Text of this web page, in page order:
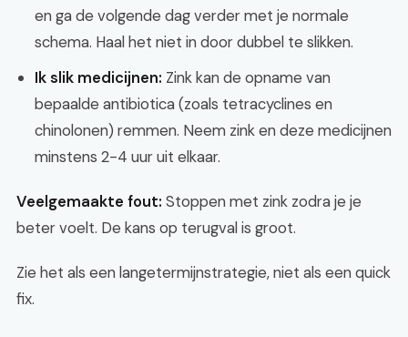
en ga de volgende dag verder met je normale
schema. Haal het niet in door dubbel te slikken.
Ik slik medicijnen: Zink kan de opname van
bepaalde antibiotica (zoals tetracyclines en
chinolonen) remmen. Neem zink en deze medicijnen
minstens 2-4 uur uit elkaar.
Veelgemaakte fout: Stoppen met zink zodra je je
beter voelt. De kans op terugval is groot.
Zie het als een langetermijnstrategie, niet als een quick
fix.